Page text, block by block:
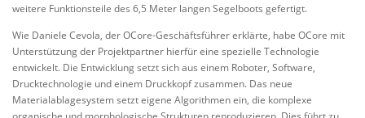
weitere Funktionsteile des 6,5 Meter langen Segelboots gefertigt.
Wie Daniele Cevola, der OCore-Geschäftsführer erklärte, habe OCore mit
Unterstützung der Projektpartner hierfür eine spezielle Technologie
entwickelt. Die Entwicklung setzt sich aus einem Roboter, Software,
Drucktechnologie und einem Druckkopf zusammen. Das neue
Materialablagesystem setzt eigene Algorithmen ein, die komplexe